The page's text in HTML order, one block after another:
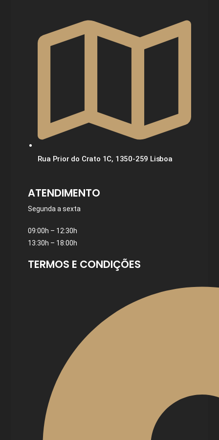
Rua Prior do Crato 1C, 1350-259 Lisboa
ATENDIMENTO
Segunda a sexta
09:00h – 12:30h
13:30h – 18:00h
TERMOS E CONDIÇÕES